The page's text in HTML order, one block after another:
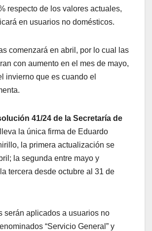
respecto de los valores actuales,
en usuarios no domésticos.
comenzará en abril, por lo cual las
con aumento en el mes de mayo,
invierno que es cuando el
41/24 de la Secretaría de
la única firma de Eduardo
la primera actualización se
la segunda entre mayo y
tercera desde octubre al 31 de
serán aplicados a usuarios no
“Servicio General” y